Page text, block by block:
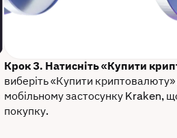
Крок 3. Натисніть «Купити
виберіть «Купити криптовалюту»
мобільному застосунку Kraken,
покупку.